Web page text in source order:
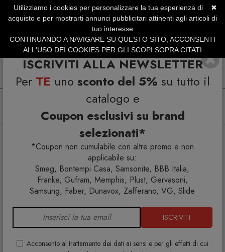
ISCRIVITI ALLA NEWSLETTER
Per TE uno sconto del 5% su tutto il
catalogo e
Coupon esclusivi su brand
selezionati*
*Coupon non cumulabile con altre promo e non
applicabile su:
Smeg, Bontempi Casa, Samsonite, BBB Italia,
Franke, Gufram, Memphis, Plust, Gervasoni,
Samsung, Faber, Dunavox, Zafferano, VG, Slide
ISCRIVITI
Acconsento al trattamento dei dati ai sensi e per gli effetti di cui
SERVIZIO CLIENTI +39.0773.470.562
SUMMER SALES | Fino al 40% di Sconto
Arredo interno Sedie
✖
Utilizziamo i cookies per personalizzare la tua esperienza di
acquisto e per mostrarti annunci pubblicitari attinenti agli articoli di
tuo interesse
CONTINUANDO A NAVIGARE SU QUESTO SITO, ACCONSENTI
ALL'USO DEI COOKIES PER GLI SCOPI SOPRA CITATI